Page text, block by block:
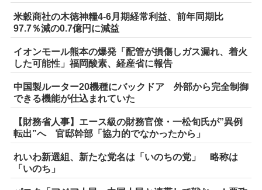
米穀商社の木徳神糧4-6月期経常利益、前年同期比
97.7％減の0.7億円に減益
イオンモール熊本の爆発「配管が損傷しガス漏れ、着火
した可能性」福岡酸素、経産省に報告
中国製ルーター20機種にバックドア 外部から完全制御
できる機能が仕込まれていた
【財務省人事】エース級の財務官僚・一松旬氏が”異例
転出”へ 官邸幹部「協力的でなかったから」
れいわ新選組、新たな党名は「いのちの党」 略称は
「いのち」